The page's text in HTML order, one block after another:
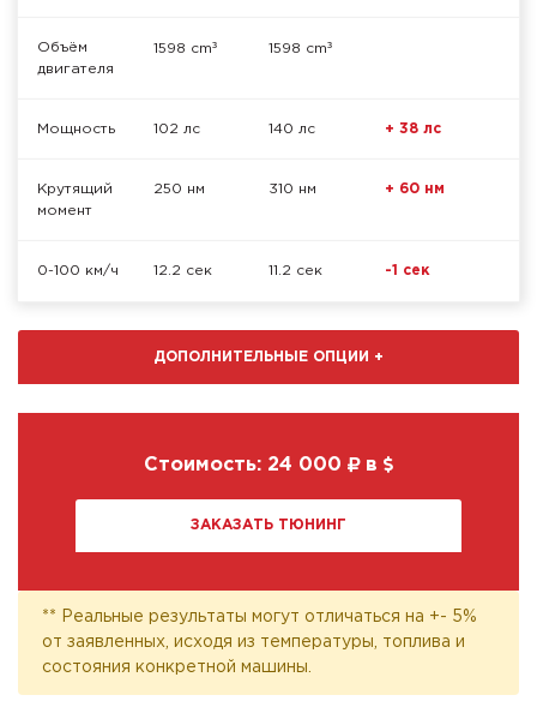
Объём
двигателя
1598 cm³ 1598 cm³
Мощность 102 лс 140 лс + 38 лс
Крутящий
момент
250 нм 310 нм + 60 нм
0-100 км/ч 12.2 сек 11.2 сек -1 сек
ДОПОЛНИТЕЛЬНЫЕ ОПЦИИ +
Стоимость: 24 000 в
ЗАКАЗАТЬ ТЮНИНГ
** Реальные результаты могут отличаться на +- 5%
от заявленных, исходя из температуры, топлива и
состояния конкретной машины.